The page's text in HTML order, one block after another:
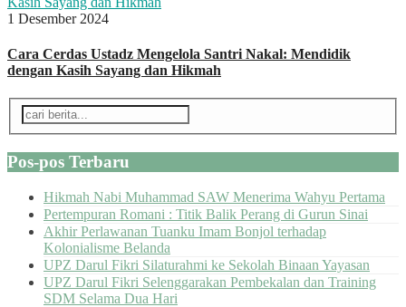
1 Desember 2024
Cara Cerdas Ustadz Mengelola Santri Nakal: Mendidik
dengan Kasih Sayang dan Hikmah
Pos-pos Terbaru
Hikmah Nabi Muhammad SAW Menerima Wahyu Pertama
Pertempuran Romani : Titik Balik Perang di Gurun Sinai
Akhir Perlawanan Tuanku Imam Bonjol terhadap
Kolonialisme Belanda
UPZ Darul Fikri Silaturahmi ke Sekolah Binaan Yayasan
UPZ Darul Fikri Selenggarakan Pembekalan dan Training
SDM Selama Dua Hari